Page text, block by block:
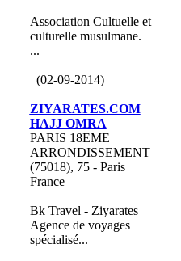
Association Cultuelle et
culturelle musulmane.
...
(02-09-2014)
ZIYARATES.COM
HAJJ OMRA
PARIS 18EME
ARRONDISSEMENT
(75018), 75 - Paris
France
Bk Travel - Ziyarates
Agence de voyages
spécialisé...